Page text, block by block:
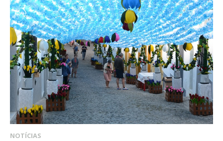
NOTÍCIAS